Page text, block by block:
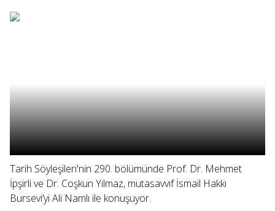
Tarih Söyleşileri'nin 290. bölümünde Prof. Dr. Mehmet
İpşirli ve Dr. Coşkun Yılmaz, mutasavvıf İsmail Hakkı
Bursevi’yi Ali Namlı ile konuşuyor.